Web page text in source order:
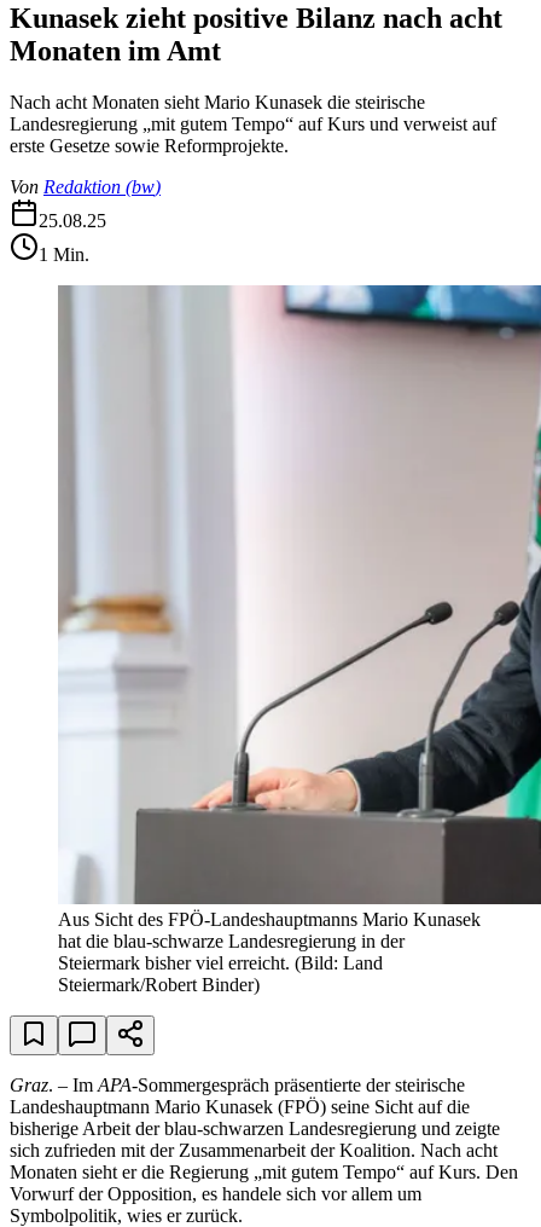
Kunasek zieht positive Bilanz nach acht
Monaten im Amt
Nach acht Monaten sieht Mario Kunasek die steirische
Landesregierung „mit gutem Tempo“ auf Kurs und verweist auf
erste Gesetze sowie Reformprojekte.
Von Redaktion (bw)
25.08.25
1 Min.
Aus Sicht des FPÖ-Landeshauptmanns Mario Kunasek
hat die blau-schwarze Landesregierung in der
Steiermark bisher viel erreicht. (Bild: Land
Steiermark/Robert Binder)
Graz. – Im APA-Sommergespräch präsentierte der steirische
Landeshauptmann Mario Kunasek (FPÖ) seine Sicht auf die
bisherige Arbeit der blau-schwarzen Landesregierung und zeigte
sich zufrieden mit der Zusammenarbeit der Koalition. Nach acht
Monaten sieht er die Regierung „mit gutem Tempo“ auf Kurs. Den
Vorwurf der Opposition, es handele sich vor allem um
Symbolpolitik, wies er zurück.